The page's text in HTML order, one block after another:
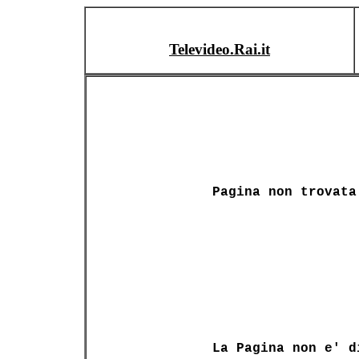
Televideo.Rai.it
Pagina non trovata
La Pagina non e'